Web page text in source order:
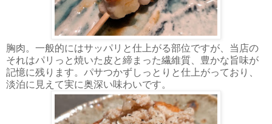
胸肉。一般的にはサッパリと仕上がる部位ですが、当店の
それはパリっと焼いた皮と締まった繊維質、豊かな旨味が
記憶に残ります。パサつかずしっとりと仕上がっており、
淡泊に見えて実に奥深い味わいです。